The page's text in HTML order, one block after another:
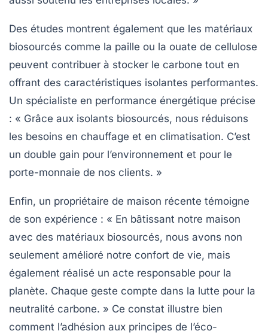
Des études montrent également que les matériaux
biosourcés comme la paille ou la ouate de cellulose
peuvent contribuer à stocker le carbone tout en
offrant des caractéristiques isolantes performantes.
Un spécialiste en performance énergétique précise
: « Grâce aux isolants biosourcés, nous réduisons
les besoins en chauffage et en climatisation. C’est
un double gain pour l’environnement et pour le
porte-monnaie de nos clients. »
Enfin, un propriétaire de maison récente témoigne
de son expérience : « En bâtissant notre maison
avec des matériaux biosourcés, nous avons non
seulement amélioré notre confort de vie, mais
également réalisé un acte responsable pour la
planète. Chaque geste compte dans la lutte pour la
neutralité carbone. » Ce constat illustre bien
comment l’adhésion aux principes de l’éco-